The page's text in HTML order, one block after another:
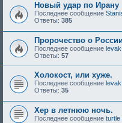
Новый удар по Ирану
Последнее сообщение
Ответы: 385
Пророчество о
Последнее сообщение levak
Ответы: 57
Холокост, или хуже.
Последнее сообщение levak
Ответы: 35
Хер в летнюю ночь.
Последнее сообщение turtle